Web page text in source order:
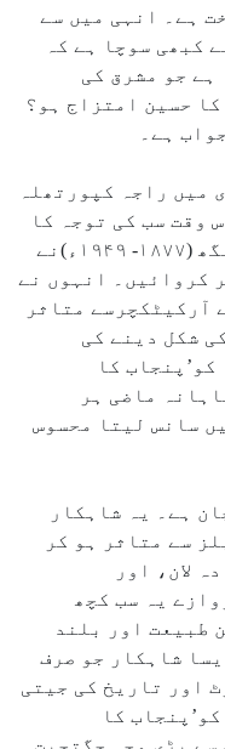
ہے۔ انہی میں سے
کبھی سوچا ہے کہ
ہے جو مشرق کی
حسین امتزاج ہو؟
ہے۔
صدی میں راجہ کپورتھلہ
وقت سب کی توجہ کا
مرکز بنا جب مہاراجہ جگجیت سنگھ (۱۸۷۷- ۱۹۴۹ء)نے
کروائیں۔ انہوں نے
آرکیٹکچرسے متاثر
شکل دینے کی
کا
ماضی ہر
سانس لیتا محسوس
ہے۔ یہ شاہکار
سے متاثر ہو کر
لان، اور
یہ سب کچھ
طبیعت اور بلند
شاہکار جو صرف
اور تاریخ کی جیتی
کا
سے بڑی وجہ جگتجیت